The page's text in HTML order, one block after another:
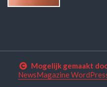
Mogelijk gemaakt
NewsMagazine